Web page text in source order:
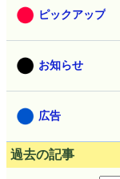
ピックアップ
お知らせ
広告
過去の記事